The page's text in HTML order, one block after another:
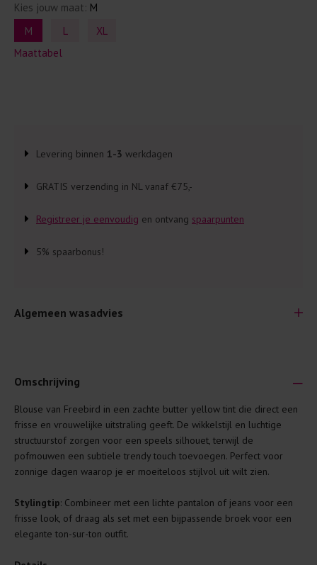
Kies jouw maat: M
M
L
XL
Maattabel
Levering binnen 1-3 werkdagen
GRATIS verzending in NL vanaf €75,-
Registreer je eenvoudig en ontvang spaarpunten
5% spaarbonus!
Algemeen wasadvies
Je wilt natuurlijk lang plezier hebben van je nieuwe kleding.
Daarom geven wij een aantal algemene was-tips:
Lees altijd eerst even het was-etiket.
Was kleding binnenste buiten. Dat beschermt de
buitenkant.
Wees zuinig met wasmiddel. Per kledingstuk is een drupje
genoeg.
Was zo koud mogelijk. Op 20 of 30 graden wassen is vaak
Omschrijving
Blouse van Freebird in een zachte butter yellow tint die direct een
frisse en vrouwelijke uitstraling geeft. De wikkelstijl en luchtige
structuurstof zorgen voor een speels silhouet, terwijl de
pofmouwen een subtiele trendy touch toevoegen. Perfect voor
zonnige dagen waarop je er moeiteloos stijlvol uit wilt zien.
Stylingtip: Combineer met een lichte pantalon of jeans voor een
frisse look, of draag als set met een bijpassende broek voor een
elegante ton-sur-ton outfit.